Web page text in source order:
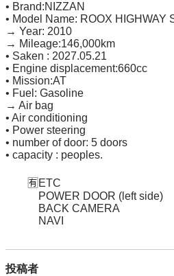
• Brand:NIZZAN
• Model Name: ROOX HIGHWAY
→ Year: 2010
→ Mileage:146,000km
• Saken : 2027.05.21
• Engine displacement:660cc
• Mission:AT
• Fuel: Gasoline
→ Air bag
• Air conditioning
• Power steering
• number of door: 5 doors
• capacity : peoples.
🈶ETC
            NAVI
投稿者